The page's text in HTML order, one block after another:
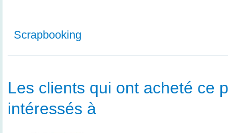
Scrapbooking
Les clients qui ont acheté ce
intéressés à